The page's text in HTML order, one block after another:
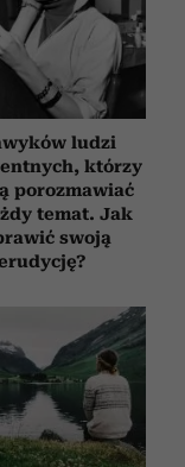
ludzi
którzy
porozmawiać
temat. Jak
swoją